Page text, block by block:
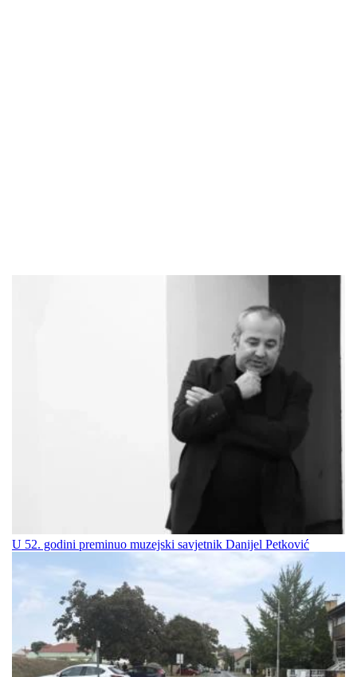
U 52. godini preminuo muzejski savjetnik Danijel Petković